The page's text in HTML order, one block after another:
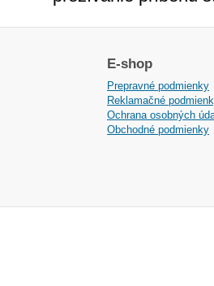
E-shop
Prepravné podmienky
Reklamačné
Ochrana osobných
Obchodné podmienky